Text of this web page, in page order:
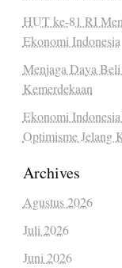
HUT ke-81 RI
Ekonomi Indonesia
Menjaga Daya
Kemerdekaan
Ekonomi
Optimisme Jelang
Archives
Agustus 2026
Juli 2026
Juni 2026